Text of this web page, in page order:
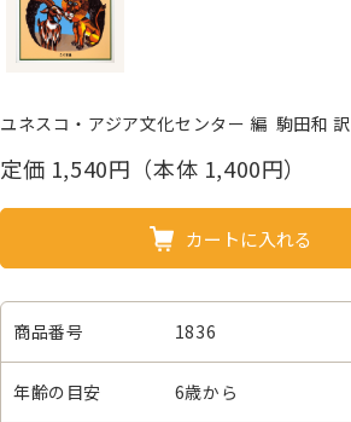
ユネスコ・アジア文化センター 編 駒田和 訳
定価 1,540円（本体 1,400円）
カートに入れる
商品番号 1836
年齢の目安 6歳から